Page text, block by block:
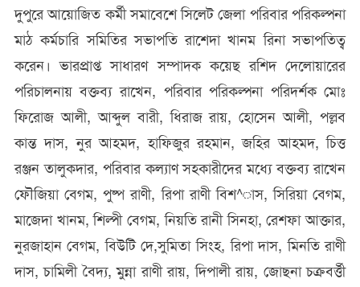
দুপুরে আয়োজিত কর্মী সমাবেশে সিলেট জেলা পরিবার পরিকল্পনা
মাঠ কর্মচারি সমিতির সভাপতি রাশেদা খানম রিনা সভাপতিত্ব
করেন। ভারপ্রাপ্ত সাধারণ সম্পাদক কয়েছ রশিদ দেলোয়ারের
পরিচালনায় বক্তব্য রাখেন, পরিবার পরিকল্পনা পরিদর্শক মোঃ
ফিরোজ আলী, আব্দুল বারী, ধিরাজ রায়, হোসেন আলী, পল্লব
কান্ত দাস, নুর আহমদ, হাফিজুর রহমান, জহির আহমদ, চিত্ত
রঞ্জন তালুকদার, পরিবার কল্যাণ সহকারীদের মধ্যে বক্তব্য রাখেন
ফৌজিয়া বেগম, পুষ্প রাণী, রিপা রাণী বিশ^াস, সিরিয়া বেগম,
মাজেদা খানম, শিল্পী বেগম, নিয়তি রানী সিনহা, রেশফা আক্তার,
নুরজাহান বেগম, বিউটি দে,সুমিতা সিংহ, রিপা দাস, মিনতি রাণী
দাস, চামিলী বৈদ্য, মুন্না রাণী রায়, দিপালী রায়, জোছনা চক্রবর্ত্তী